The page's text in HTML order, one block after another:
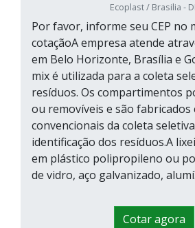
Ecoplast / Brasilia -
Por favor, informe seu CEP no
cotaçãoA empresa atende
em Belo Horizonte, Brasília e
mix é utilizada para a coleta
resíduos. Os compartimentos
ou removíveis e são fabricados
convencionais da coleta
identificação dos resíduos.A
em plástico polipropileno ou
de vidro, aço galvanizado,
Cotar agora